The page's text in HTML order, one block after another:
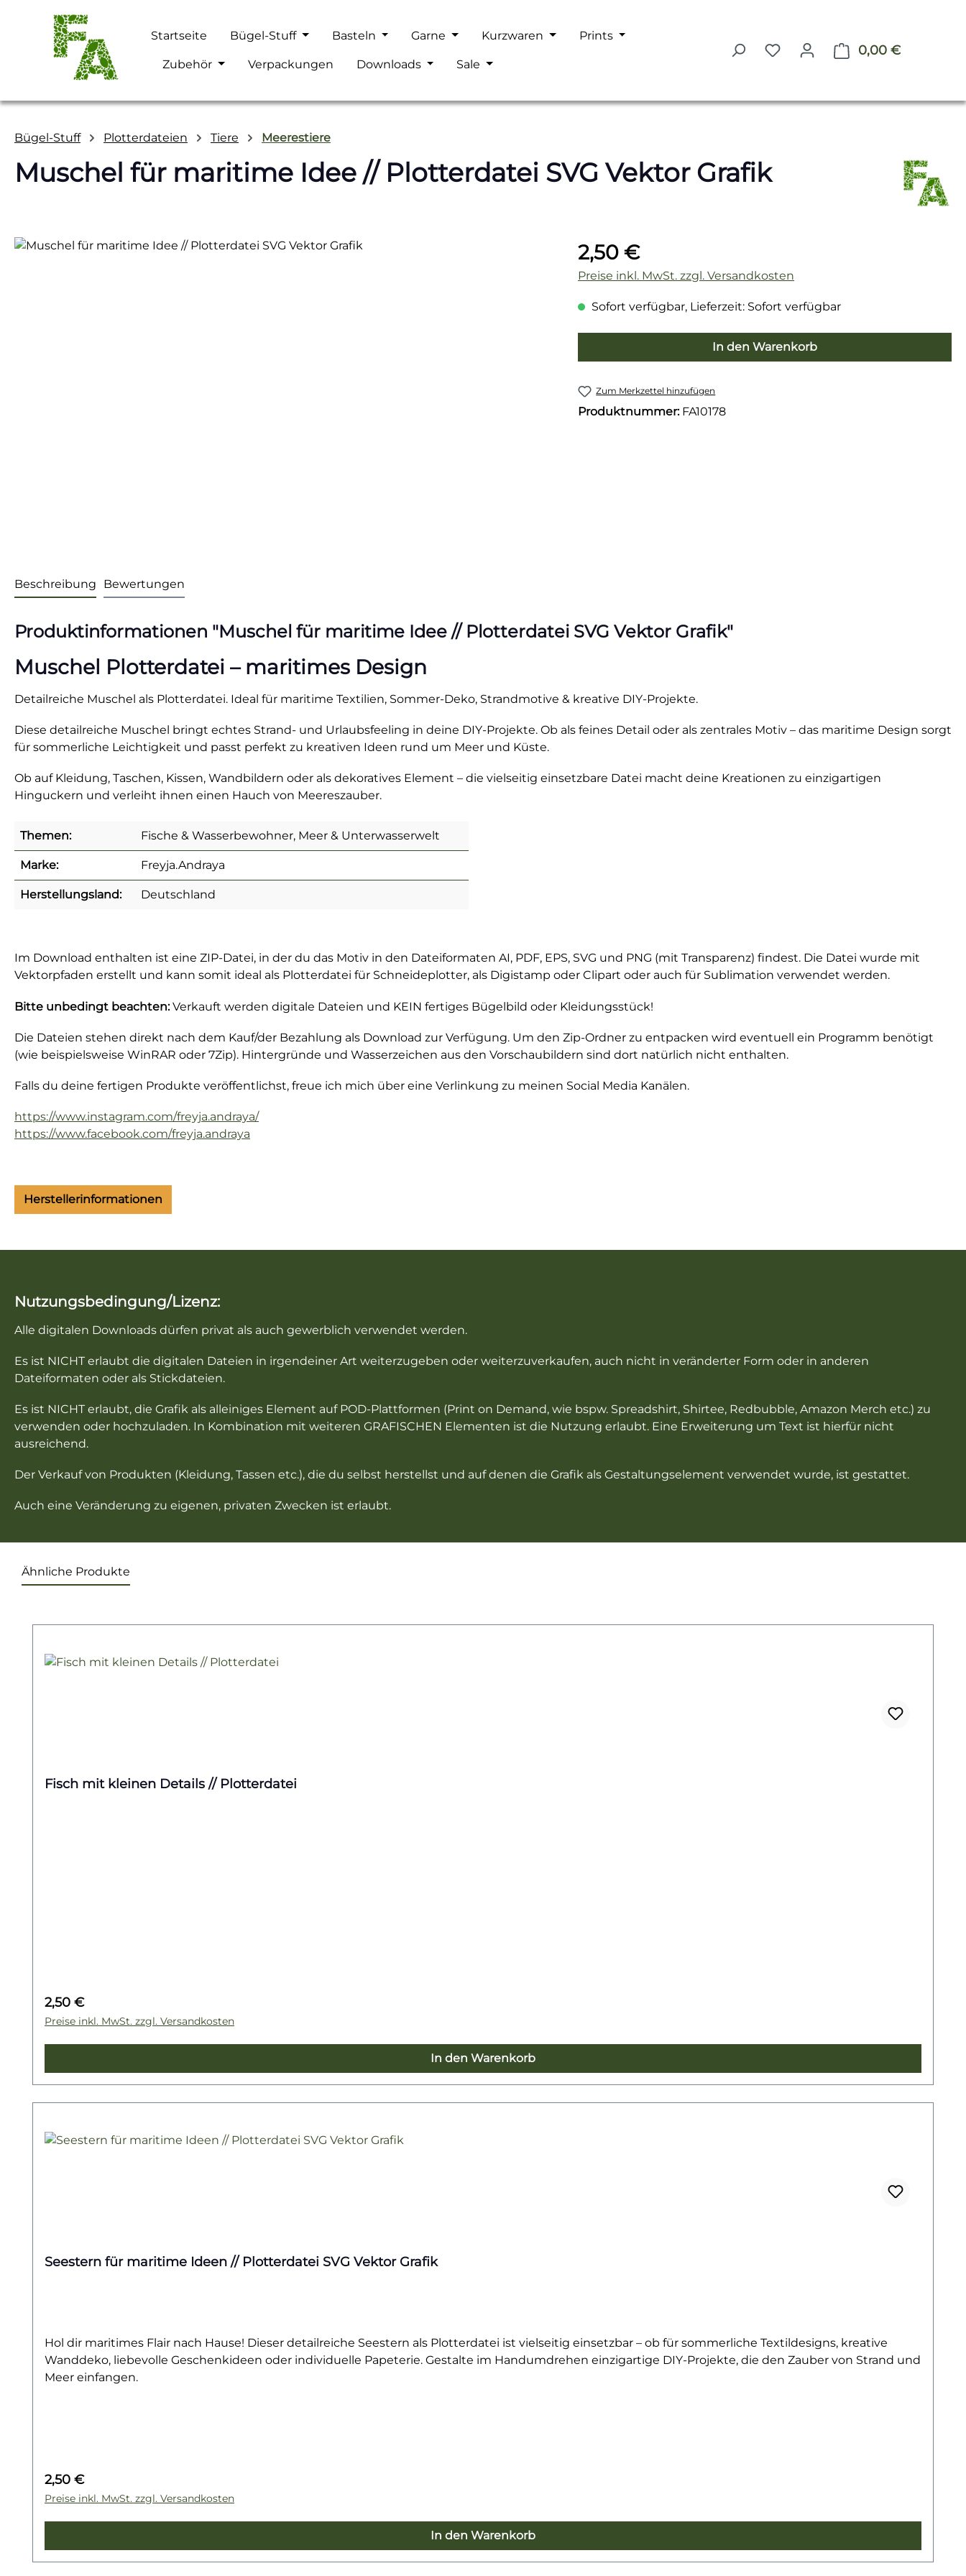
Hauptinhalt springen
Zur Suche springen
Zur Hauptnavigation springen
Startseite
Bügel-Stuff Basteln Garne Kurzwaren Prints
Zubehör Verpackungen Downloads Sale
0,00 €
Bügel-Stuff Plotterdateien Tiere Meerestiere
Muschel für maritime Idee // Plotterdatei SVG Vektor Grafik
Bildergalerie überspringen Regulärer Preis:
2,50 €
Preise inkl. MwSt. zzgl. Versandkosten
Sofort verfügbar, Lieferzeit: Sofort verfügbar
In den Warenkorb
Zum Merkzettel hinzufügen
Produktnummer: FA10178
Beschreibung Bewertungen
Produktinformationen "Muschel für maritime Idee // Plotterdatei SVG Vektor Grafik"
Muschel Plotterdatei – maritimes Design
Detailreiche Muschel als Plotterdatei. Ideal für maritime Textilien, Sommer-Deko, Strandmotive & kreative DIY-Projekte.
Diese detailreiche Muschel bringt echtes Strand- und Urlaubsfeeling in deine DIY-Projekte. Ob als feines Detail oder als zentrales Motiv – das maritime Design sorgt
für sommerliche Leichtigkeit und passt perfekt zu kreativen Ideen rund um Meer und Küste.
Ob auf Kleidung, Taschen, Kissen, Wandbildern oder als dekoratives Element – die vielseitig einsetzbare Datei macht deine Kreationen zu einzigartigen
Hinguckern und verleiht ihnen einen Hauch von Meereszauber.
Themen: Fische & Wasserbewohner, Meer & Unterwasserwelt
Marke: Freyja.Andraya
Herstellungsland: Deutschland
Im Download enthalten ist eine ZIP-Datei, in der du das Motiv in den Dateiformaten AI, PDF, EPS, SVG und PNG (mit Transparenz) findest. Die Datei wurde mit
Vektorpfaden erstellt und kann somit ideal als Plotterdatei für Schneideplotter, als Digistamp oder Clipart oder auch für Sublimation verwendet werden.
Bitte unbedingt beachten:Verkauft werden digitale Dateien und KEIN fertiges Bügelbild oder Kleidungsstück!
Die Dateien stehen direkt nach dem Kauf/der Bezahlung als Download zur Verfügung. Um den Zip-Ordner zu entpacken wird eventuell ein Programm benötigt
(wie beispielsweise WinRAR oder 7Zip). Hintergründe und Wasserzeichen aus den Vorschaubildern sind dort natürlich nicht enthalten.
Falls du deine fertigen Produkte veröffentlichst, freue ich mich über eine Verlinkung zu meinen Social Media Kanälen.
https://www.instagram.com/freyja.andraya/
https://www.facebook.com/freyja.andraya
Herstellerinformationen
Nutzungsbedingung/Lizenz:
Alle digitalen Downloads dürfen privat als auch gewerblich verwendet werden.
Es ist NICHT erlaubt die digitalen Dateien in irgendeiner Art weiterzugeben oder weiterzuverkaufen, auch nicht in veränderter Form oder in anderen
Dateiformaten oder als Stickdateien.
Es ist NICHT erlaubt, die Grafik als alleiniges Element auf POD-Plattformen (Print on Demand, wie bspw. Spreadshirt, Shirtee, Redbubble, Amazon Merch etc.) zu
verwenden oder hochzuladen. In Kombination mit weiteren GRAFISCHEN Elementen ist die Nutzung erlaubt. Eine Erweiterung um Text ist hierfür nicht
ausreichend.
Der Verkauf von Produkten (Kleidung, Tassen etc.), die du selbst herstellst und auf denen die Grafik als Gestaltungselement verwendet wurde, ist gestattet.
Auch eine Veränderung zu eigenen, privaten Zwecken ist erlaubt.
Ähnliche Produkte
Fisch mit kleinen Details // Plotterdatei
Regulärer Preis:
2,50 €
Preise inkl. MwSt. zzgl. Versandkosten
In den Warenkorb
Seestern für maritime Ideen // Plotterdatei SVG Vektor Grafik
Hol dir maritimes Flair nach Hause! Dieser detailreiche Seestern als Plotterdatei ist vielseitig einsetzbar – ob für sommerliche Textildesigns, kreative
Wanddeko, liebevolle Geschenkideen oder individuelle Papeterie. Gestalte im Handumdrehen einzigartige DIY-Projekte, die den Zauber von Strand und
Meer einfangen.
Regulärer Preis:
2,50 €
Preise inkl. MwSt. zzgl. Versandkosten
In den Warenkorb